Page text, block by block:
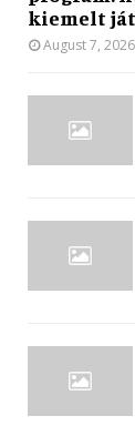
kiemelt
August 7, 2026